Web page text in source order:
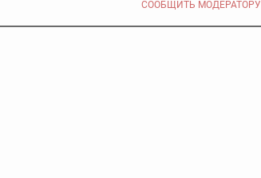
СООБЩИТЬ МОДЕРАТОРУ